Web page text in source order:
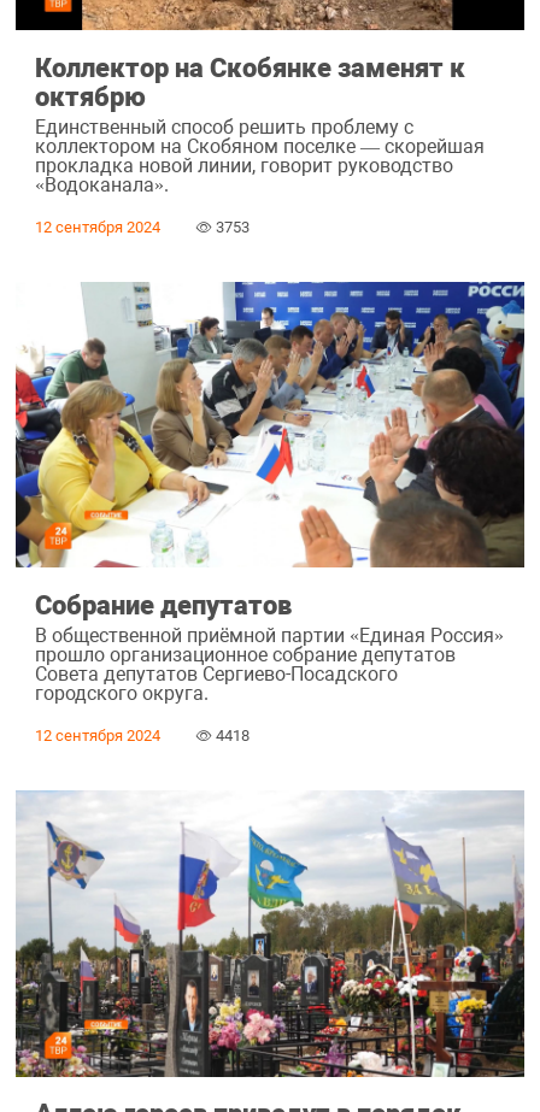
Коллектор на Скобянке заменят к
октябрю
Единственный способ решить проблему с
коллектором на Скобяном поселке — скорейшая
прокладка новой линии, говорит руководство
«Водоканала».
12 сентября 2024 3753
Собрание депутатов
В общественной приёмной партии «Единая Россия»
прошло организационное собрание депутатов
Совета депутатов Сергиево-Посадского
городского округа.
12 сентября 2024 4418